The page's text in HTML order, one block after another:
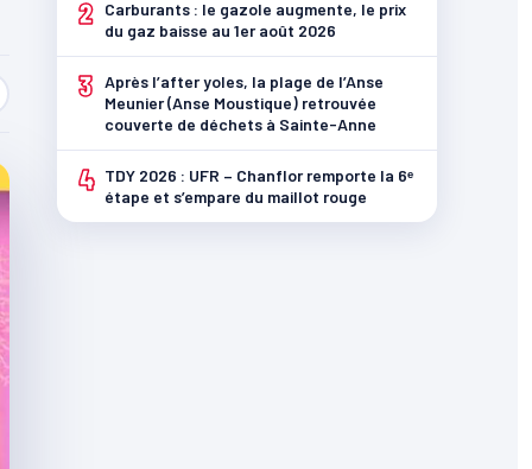
2
Carburants : le gazole augmente, le prix
du gaz baisse au 1er août 2026
3 Après l’after yoles, la plage de l’Anse
Meunier (Anse Moustique) retrouvée
couverte de déchets à Sainte-Anne
4 TDY 2026 : UFR – Chanflor remporte la 6ᵉ
étape et s’empare du maillot rouge